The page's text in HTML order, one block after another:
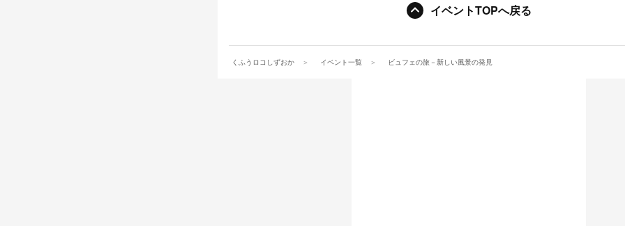
イベントTOPへ戻る
くふうロコしずおか イベント一覧 ビュフェの旅－新しい風景の発見